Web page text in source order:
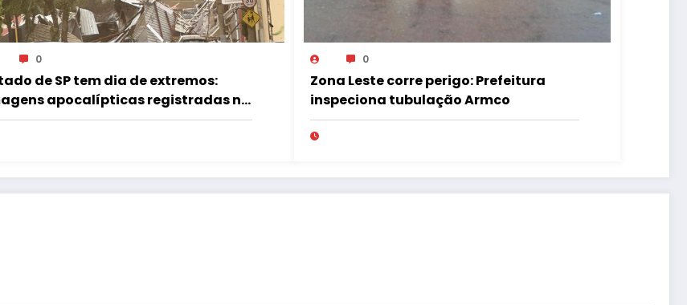
0
de SP tem dia de extremos:
apocalípticas registradas na
0
Zona Leste corre perigo: Prefeitura
inspeciona tubulação Armco